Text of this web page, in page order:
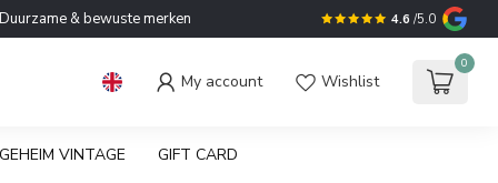
Duurzame & bewuste merken 4.6 /5.0
My account Wishlist
0
VINTAGE GIFT CARD